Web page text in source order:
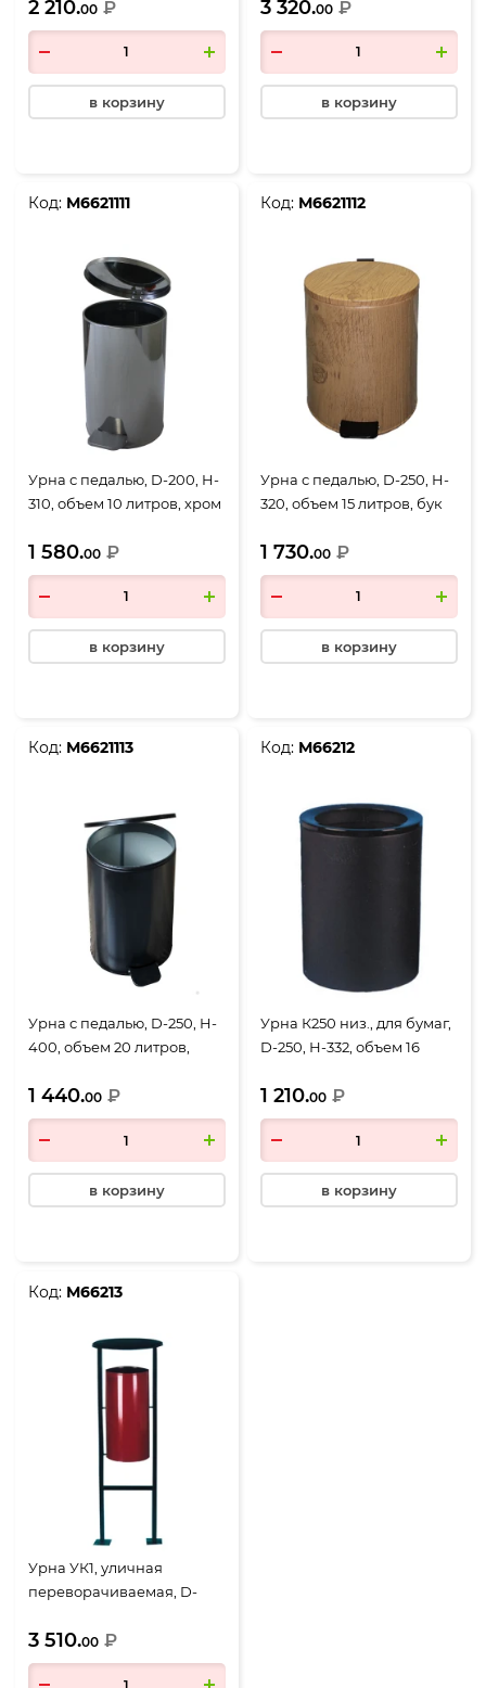
2 210.00 ₽
в корзину
250, Н-602, объем 30
литров, черный
3 320.00 ₽
в корзину
Код: М6621111
Урна с педалью, D-200, H-
310, объем 10 литров, хром
1 580.00 ₽
в корзину
Код: М6621112
Урна с педалью, D-250, H-
320, объем 15 литров, бук
1 730.00 ₽
в корзину
Код: М6621113
Урна с педалью, D-250, H-
400, объем 20 литров,
1 440.00 ₽
в корзину
Код: М66212
Урна К250 низ., для бумаг,
D-250, Н-332, объем 16
1 210.00 ₽
в корзину
Код: М66213
Урна УК1, уличная
переворачиваемая, D-
литров, бордовый
3 510.00 ₽